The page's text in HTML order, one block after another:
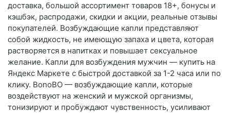
доставка, большой ассортимент товаров 18+, бонусы и
кэшбэк, распродажи, скидки и акции, реальные отзывы
покупателей. Возбуждающие капли представляют
собой жидкость, не имеющую запаха и цвета, которая
растворяется в напитках и повышает сексуальное
желание. Капли для возбуждения мужчин — купить на
Яндекс Маркете с быстрой доставкой за 1-2 часа или по
клику. BonoBO — возбуждающие капли, которые
воздействуют на женский и мужской организмы,
тонизируют и пробуждают чувственность, усиливают